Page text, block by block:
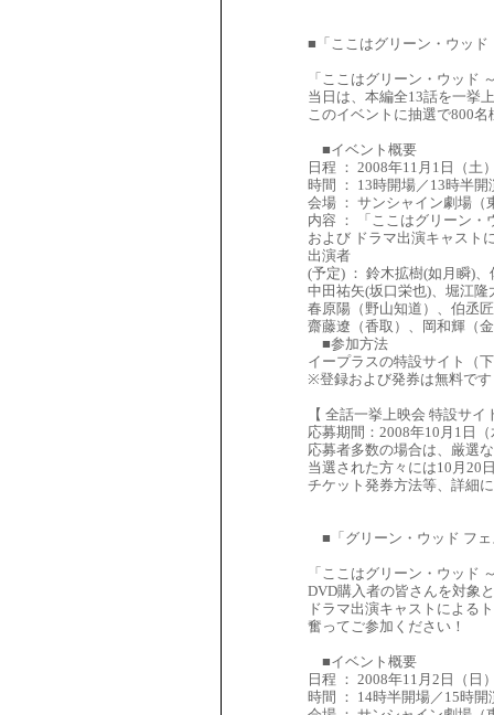
■「ここはグリーン・ウッ
「ここはグリーン・ウッド
当日は、本編全13話を一挙
このイベントに抽選で800
■イベント概要
日程 ： 2008年11月1日（土
時間 ： 13時開場／13時半
会場 ： サンシャイン劇場（
内容 ： 「ここはグリーン
および ドラマ出演キャスト
出演者
(予定) ： 鈴木拡樹(如月瞬)
中田祐矢(坂口栄也)、堀江
春原陽（野山知道）、伯丞
齋藤遼（香取）、岡和輝（
■参加方法
イープラスの特設サイト（
※登録および発券は無料で
【 全話一挙上映会 特設サ
応募期間：2008年10月1日
応募者多数の場合は、厳選
当選された方々には10月20
チケット発券方法等、詳細
■「グリーン・ウッド フ
「ここはグリーン・ウッド
DVD購入者の皆さんを対象
ドラマ出演キャストによる
奮ってご参加ください！
■イベント概要
日程 ： 2008年11月2日（日
時間 ： 14時半開場／15時